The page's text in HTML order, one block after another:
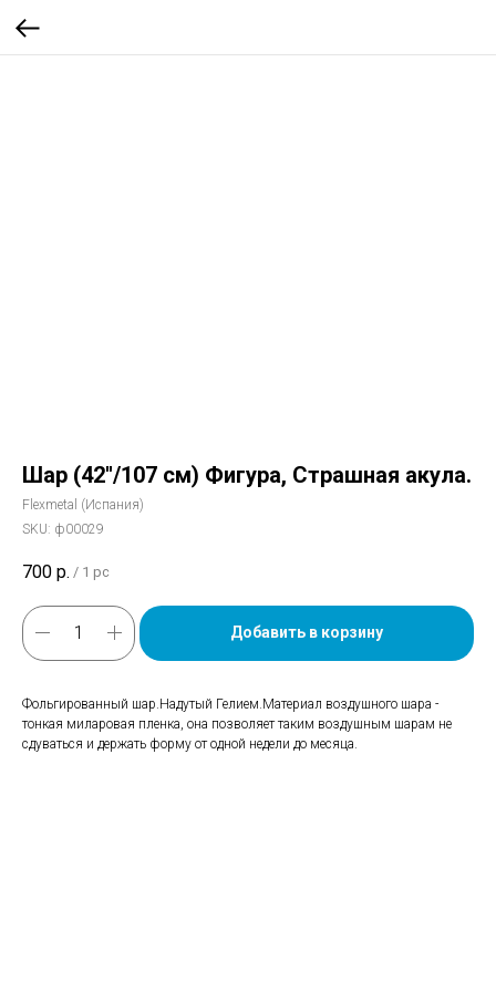
Шар (42''/107 см) Фигура, Страшная акула.
Flexmetal (Испания)
SKU: ф00029
700 р. / 1 pc
Добавить в корзину
Фольгированный шар.Надутый Гелием.Материал воздушного шара -
тонкая миларовая пленка, она позволяет таким воздушным шарам не
сдуваться и держать форму от одной недели до месяца.